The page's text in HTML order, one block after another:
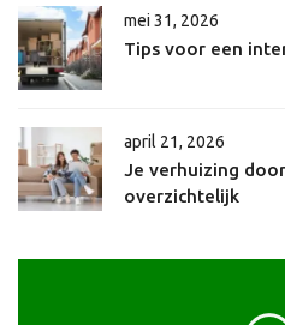
mei 31, 2026
Tips voor een
april 21, 2026
Je verhuizing
overzichtelijk